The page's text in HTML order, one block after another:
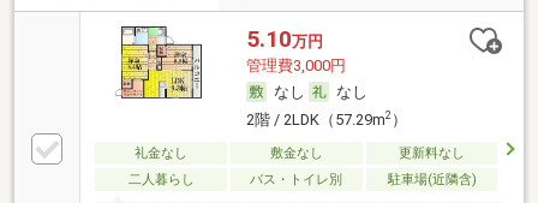
5.10万円
管理費3,000円
なし
なし
2階 / 2LDK（57.29m2）
礼金なし 敷金なし
更新料なし
二人暮らし
バス・トイレ別 駐車場(近隣含)